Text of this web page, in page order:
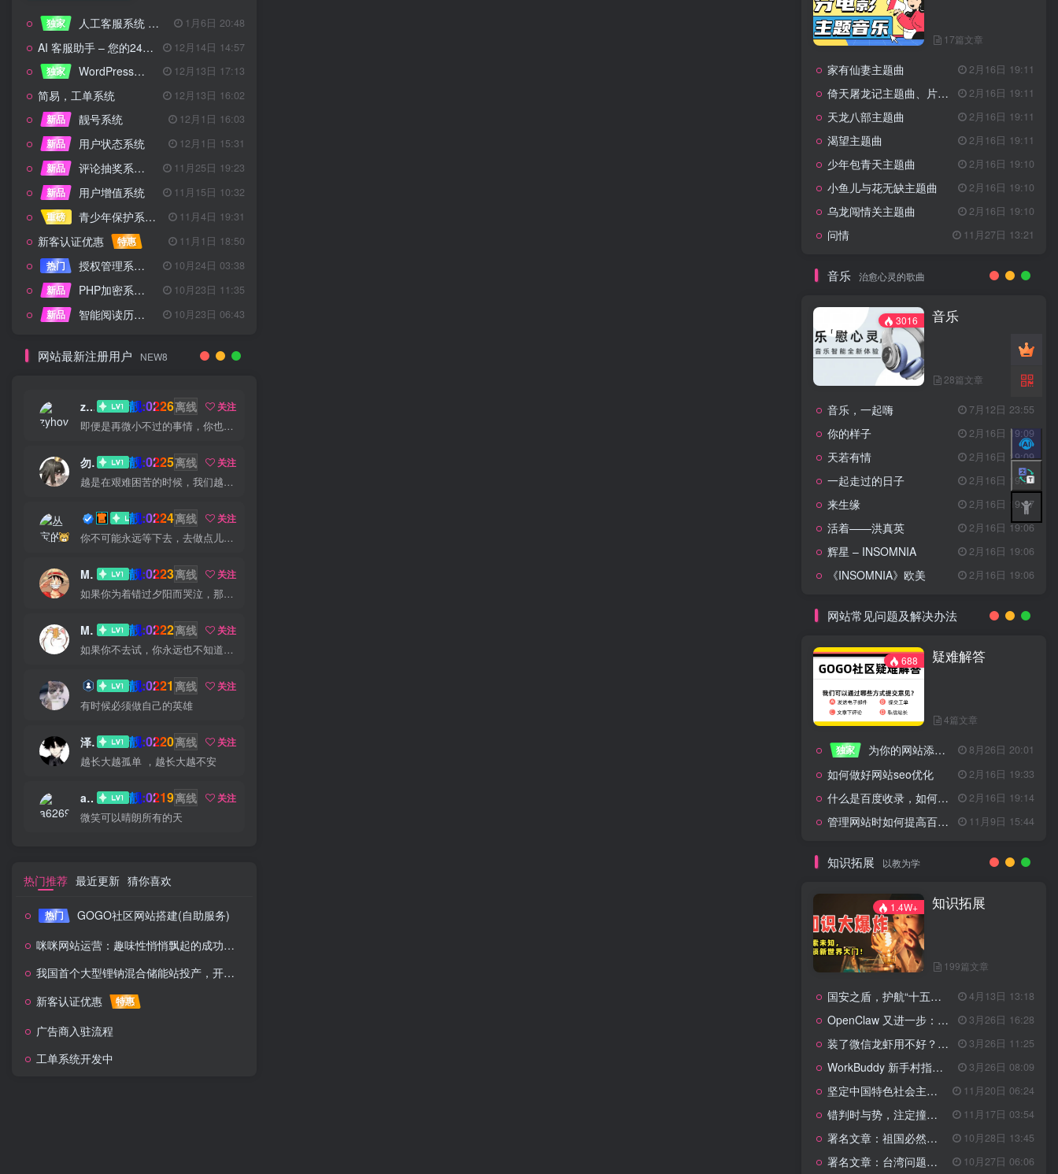
独家 人工客服系统 技术开发文档 1月6日 20:48
AI 客服助手 – 您的24/7智能客服专家
12月14日 14:57
独家
WordPress设备管理器插件 – 专业版 12月13日 17:13
简易，工单系统
12月13日 16:02
新品
靓号系统
12月1日 16:03
新品
用户状态系统
12月1日 15:31
新品
评论抽奖系统 – 完整功能详解
11月25日 19:23
新品
用户增值系统
11月15日 10:32
重磅
青少年保护系统 专为子比主题开发 11月4日 19:31
新客认证优惠 特惠
11月1日 18:50
热门
授权管理系统子比主题专版
10月24日 03:38
新品
PHP加密系统专业版
10月23日 11:35
新品
智能阅读历史系统 10月23日 06:43
网站最新注册用户 NEW8
zyhove 靓:0226离线
关注
即便是再微小不过的事情，你也要用心去做。这就是成功的秘密
勿听 靓:0225离线
关注
越是在艰难困苦的时候，我们越是要看到希望
丛宝 靓:0224离线
关注
你不可能永远等下去，去做点儿什么，让一切成真
MS-康娃 靓:0223离线
关注
如果你为着错过夕阳而哭泣，那么你就要错群星了
Miss 先生 靓:0222离线
关注
如果你不去试，你永远也不知道结果，所以去试试吧
猫小白 靓:0221 离线
关注
有时候必须做自己的英雄
泽宇 靓:0220离线
关注
越长大越孤单 ，越长大越不安
a626911 靓:0219离线
关注
微笑可以晴朗所有的天
热门推荐 最近更新 猜你喜欢
热门
GOGO社区网站搭建(自助服务)
咪咪网站运营：趣味性悄悄飘起的成功风头
我国首个大型锂钠混合储能站投产，开启储能新时代
新客认证优惠
特惠
广告商入驻流程
工单系统开发中
17篇文章
家有仙妻主题曲 2月16日 19:11
倚天屠龙记主题曲、片头曲 2月16日 19:11
天龙八部主题曲 2月16日 19:11
渴望主题曲 2月16日 19:11
少年包青天主题曲 2月16日 19:10
小鱼儿与花无缺主题曲 2月16日 19:10
乌龙闯情关主题曲 2月16日 19:10
问情 11月27日 13:21
音乐 治愈心灵的歌曲
3016 音乐
28篇文章
音乐，一起嗨 7月12日 23:55
你的样子 2月16日 19:09
天若有情 2月16日 19:09
一起走过的日子 2月16日 19:07
来生缘 2月16日 19:07
活着——洪真英 2月16日 19:06
辉星 – INSOMNIA 2月16日 19:06
《INSOMNIA》欧美 2月16日 19:06
网站常见问题及解决办法
688 疑难解答
4篇文章
独家 为你的网站添加百度登录 8月26日 20:01
如何做好网站seo优化 2月16日 19:33
什么是百度收录，如何提高收录量？ 2月16日 19:14
管理网站时如何提高百度权重？ 11月9日 15:44
知识拓展 以教为学
1.4W+ 知识拓展
199篇文章
国安之盾，护航“十五五”新征程 4月13日 13:18
OpenClaw 又进一步：微信直连+安全检测+版本切换 3月26日 16:28
装了微信龙虾用不好？3步让你轻松指挥AI干活！ 3月26日 11:25
WorkBuddy 新手村指南：10 个核心技巧帮你解锁满级虾🦞！ 3月26日 08:09
坚定中国特色社会主义法治的政治定力 11月20日 06:24
错判时与势，注定撞南墙 11月17日 03:54
署名文章：祖国必然统一势不可挡 10月28日 13:45
署名文章：台湾问题的由来和性质 10月27日 06:06